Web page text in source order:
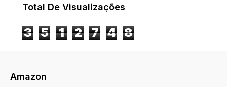
Total De Visualizações
3 5 1 2 7 4 8
Amazon